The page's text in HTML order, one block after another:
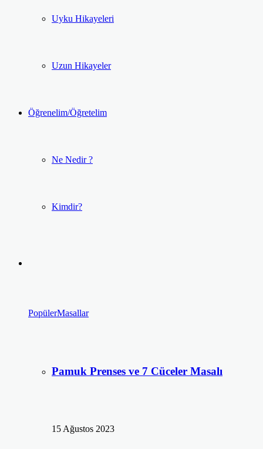
Uyku Hikayeleri
Uzun Hikayeler
Öğrenelim/Öğretelim
Ne Nedir ?
Kimdir?
PopülerMasallar
Pamuk Prenses ve 7 Cüceler Masalı
15 Ağustos 2023